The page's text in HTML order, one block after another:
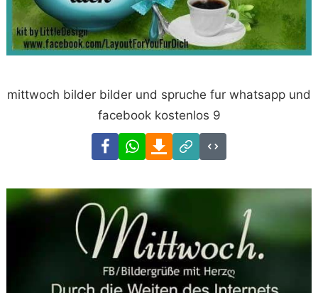
mittwoch bilder bilder und spruche fur whatsapp und
facebook kostenlos 9
FacebookWhatsAppDownload
Link
Code